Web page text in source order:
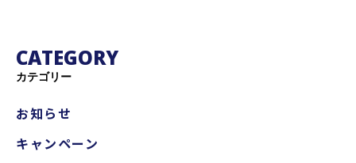
CATEGORY
カテゴリー
お知らせ
キャンペーン